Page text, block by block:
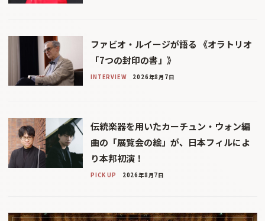
ファビオ・ルイージが語る 《オラトリオ
「7つの封印の書」》
INTERVIEW 2026年8月7日
伝統楽器を用いたカーチュン・ウォン編
曲の「展覧会の絵」が、日本フィルによ
り本邦初演！
PICK UP 2026年8月7日